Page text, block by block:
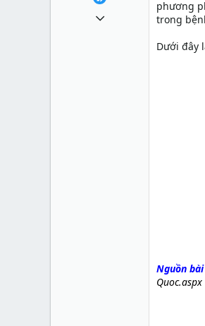
phương
trong
Dưới đây
Nguồn
Quoc.aspx